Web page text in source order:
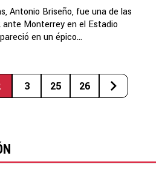
Antonio Briseño, fue una de las
ante Monterrey en el Estadio
en un épico...
3 25 26